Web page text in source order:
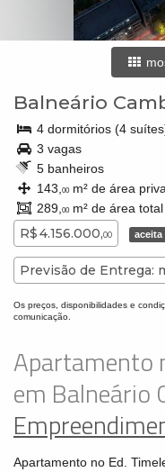
Balneário
4 dormitórios (4
3 vagas
5 banheiros
143, 00m² de área
289, 00m² de área total
R$ 4.156.000,00 aceita
Previsão de Entrega:
Os preços, disponibilidades e
comunicação.
Apartamento
em Balneário
Apartamento no Ed.